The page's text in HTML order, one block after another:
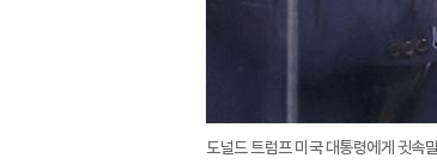
도널드 트럼프 미국 대통령에게 귓속